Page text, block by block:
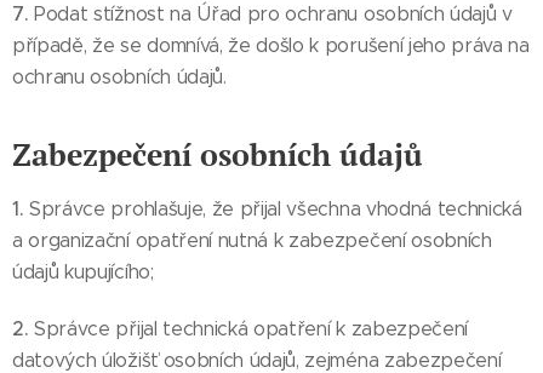
7. Podat stížnost na Úřad pro ochranu osobních údajů v
případě, že se domnívá, že došlo k porušení jeho práva na
ochranu osobních údajů.
Zabezpečení osobních údajů
1. Správce prohlašuje, že přijal všechna vhodná technická
a organizační opatření nutná k zabezpečení osobních
údajů kupujícího;
2.Správce přijal technická opatření k zabezpečení
datových úložišť osobních údajů, zejména zabezpečení